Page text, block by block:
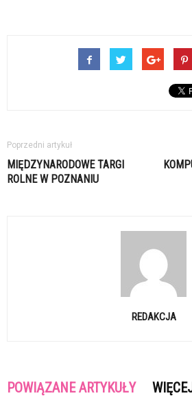
Poprzedni artykuł
MIĘDZYNARODOWE TARGI
ROLNE W POZNANIU
REDAKCJA
POWIĄZANE ARTYKUŁY